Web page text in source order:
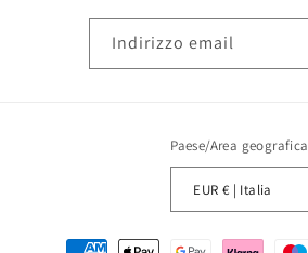
Indirizzo email
Paese/Area geografica
EUR € | Italia
Metodi